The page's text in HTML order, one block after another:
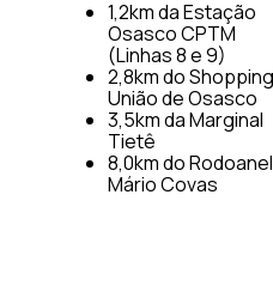
1,2km da Estação
Osasco CPTM
(Linhas 8 e 9)
2,8km do Shopping
União de Osasco
3,5km da Marginal
Tietê
8,0km do Rodoanel
Mário Covas